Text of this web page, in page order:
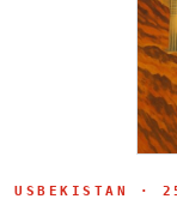
USBEKISTAN ·